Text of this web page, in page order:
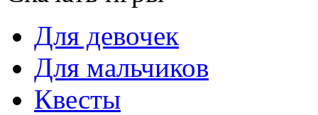
Для девочек
Для мальчиков
Квесты